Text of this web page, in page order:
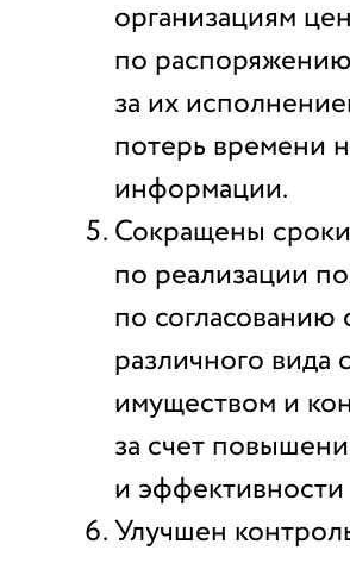
организациям
по
за их
потерь времени
информации.
Сокращены
по реализации
по согласованию
различного
имуществом и
за счет
и
Улучшен